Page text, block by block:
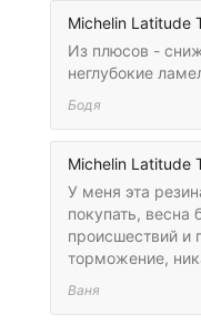
Michelin Latitude
Из плюсов -
неглубокие
Бодя
Michelin Latitude
У меня эта
покупать, весна
происшествий и
торможение,
Ваня